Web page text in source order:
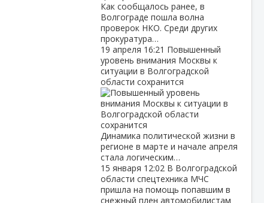
Как сообщалось ранее, в
Волгограде пошла волна
проверок НКО. Среди других
прокуратура…
19 апреля 16:21 Повышенный
уровень внимания Москвы к
ситуации в Волгоградской
области сохранится
Динамика политической жизни в
регионе в марте и начале апреля
стала логическим…
15 января 12:02 В Волгоградской
области спецтехника МЧС
пришла на помощь попавшим в
снежный плен автомобилистам